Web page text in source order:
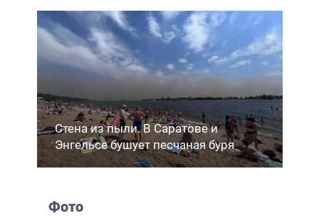
Стена из пыли. В Саратове и
Энгельсе бушует песчаная буря
Фото